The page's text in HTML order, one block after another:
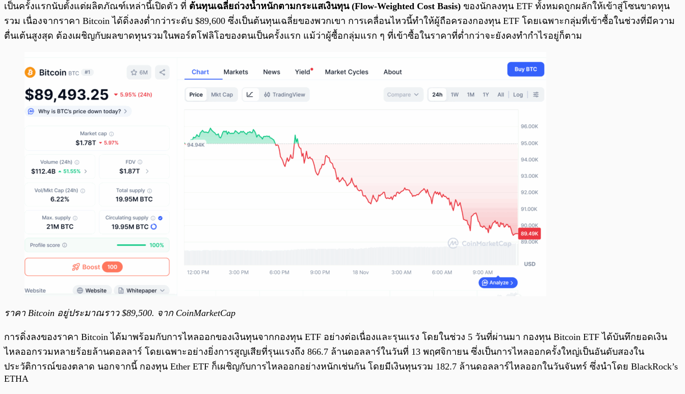
เป็นครั้งแรกนับตั้งแต่ผลิตภัณฑ์เหล่านี้เปิดตัว ที่ ต้นทุนเฉลี่ยถ่วงน้ำหนักตามกระแสเงินทุน (Flow-Weighted Cost Basis) ของนักลงทุน ETF ทั้งหมดถูกผลักให้เข้าสู่โซนขาดทุน
รวม เนื่องจากราคา Bitcoin ได้ดิ่งลงต่ำกว่าระดับ $89,600 ซึ่งเป็นต้นทุนเฉลี่ยของพวกเขา การเคลื่อนไหวนี้ทำให้ผู้ถือครองกองทุน ETF โดยเฉพาะกลุ่มที่เข้าซื้อในช่วงที่มีความ
ตื่นเต้นสูงสุด ต้องเผชิญกับผลขาดทุนรวมในพอร์ตโฟลิโอของตนเป็นครั้งแรก แม้ว่าผู้ซื้อกลุ่มแรก ๆ ที่เข้าซื้อในราคาที่ต่ำกว่าจะยังคงทำกำไรอยู่ก็ตาม
ราคา Bitcoin อยู่ประมาณราว $89,500. จาก CoinMarketCap
การดิ่งลงของราคา Bitcoin ได้มาพร้อมกับการไหลออกของเงินทุนจากกองทุน ETF อย่างต่อเนื่องและรุนแรง โดยในช่วง 5 วันที่ผ่านมา กองทุน Bitcoin ETF ได้บันทึกยอดเงิน
ไหลออกรวมหลายร้อยล้านดอลลาร์ โดยเฉพาะอย่างยิ่งการสูญเสียที่รุนแรงถึง 866.7 ล้านดอลลาร์ในวันที่ 13 พฤศจิกายน ซึ่งเป็นการไหลออกครั้งใหญ่เป็นอันดับสองใน
ประวัติการณ์ของตลาด นอกจากนี้ กองทุน Ether ETF ก็เผชิญกับการไหลออกอย่างหนักเช่นกัน โดยมีเงินทุนรวม 182.7 ล้านดอลลาร์ไหลออกในวันจันทร์ ซึ่งนำโดย BlackRock’s
ETHA